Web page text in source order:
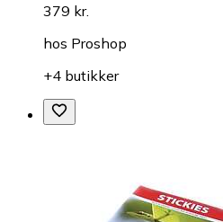
379 kr.
hos Proshop
+4 butikker